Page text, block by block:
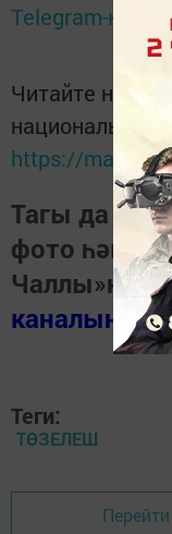
Telegram-
Читайте
национальном
https://max.ru/
Тагы да
фото һәм
Чаллы»ның
каналында
Теги:
ТӨЗЕЛЕШ